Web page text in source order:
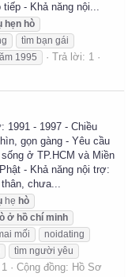
- Khả năng nội...
hẹn hò
tìm bạn gái
1995
Trả lời: 1
- 1997 - Chiều
gọn gàng - Yêu cầu
ở TP.HCM và Miền
- Khả năng nội trợ:
chưa...
hẹ hò
ở hồ chí minh
mối
noidating
tìm người yêu
Cộng đồng: Hồ Sơ